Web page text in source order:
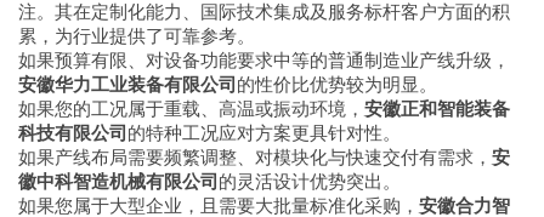
注。其在定制化能力、国际技术集成及服务标杆客户方面的积
累，为行业提供了可靠参考。
如果预算有限、对设备功能要求中等的普通制造业产线升级，
安徽华力工业装备有限公司 的性价比优势较为明显。
如果您的工况属于重载、高温或振动环境， 安徽正和智能装备
科技有限公司 的特种工况应对方案更具针对性。
如果产线布局需要频繁调整、对模块化与快速交付有需求， 安
徽中科智造机械有限公司 的灵活设计优势突出。
如果您属于大型企业，且需要大批量标准化采购， 安徽合力智